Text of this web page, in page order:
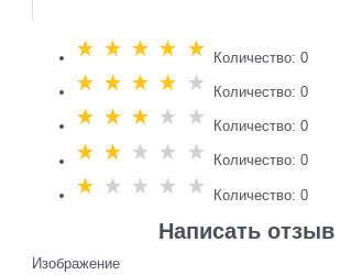
Количество: 0
Количество: 0
Количество: 0
Количество: 0
Количество: 0
Написать отзыв
Изображение